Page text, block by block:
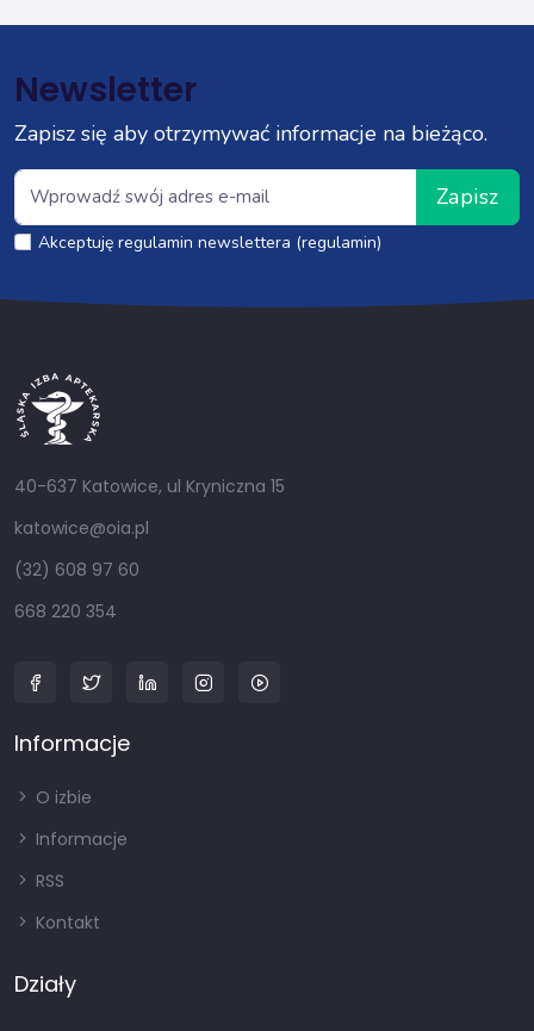
Newsletter
Zapisz się aby otrzymywać informacje na bieżąco.
Zapisz
Akceptuję regulamin newslettera (regulamin)
40-637 Katowice, ul Kryniczna 15
katowice@oia.pl
(32) 608 97 60
668 220 354
Informacje
O izbie
Informacje
RSS
Kontakt
Działy